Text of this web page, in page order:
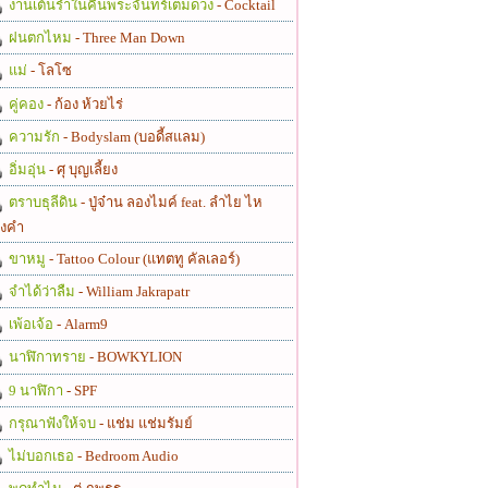
งานเต้นรำในคืนพระจันทร์เต็มดวง - Cocktail
ฝนตกไหม - Three Man Down
แม่ - โลโซ
คู่คอง - ก้อง ห้วยไร่
ความรัก - Bodyslam (บอดี้สแลม)
อิ่มอุ่น - ศุ บุญเลี้ยง
ตราบธุลีดิน - ปู่จ๋าน ลองไมค์ feat. ลำไย ไห
คำ
ขาหมู - Tattoo Colour (แทตทู คัลเลอร์)
จำได้ว่าลืม - William Jakrapatr
เพ้อเจ้อ - Alarm9
นาฬิกาทราย - BOWKYLION
9 นาฬิกา - SPF
กรุณาฟังให้จบ - แช่ม แช่มรัมย์
ไม่บอกเธอ - Bedroom Audio